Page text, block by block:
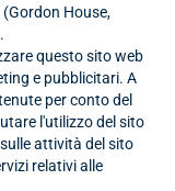
House,
questo sito web
e pubblicitari. A
per conto del
l'utilizzo del sito
attività del sito
relativi alle